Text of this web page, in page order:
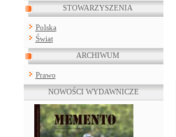
STOWARZYSZENIA
Polska
Świat
ARCHIWUM
Prawo
NOWOŚCI WYDAWNICZE